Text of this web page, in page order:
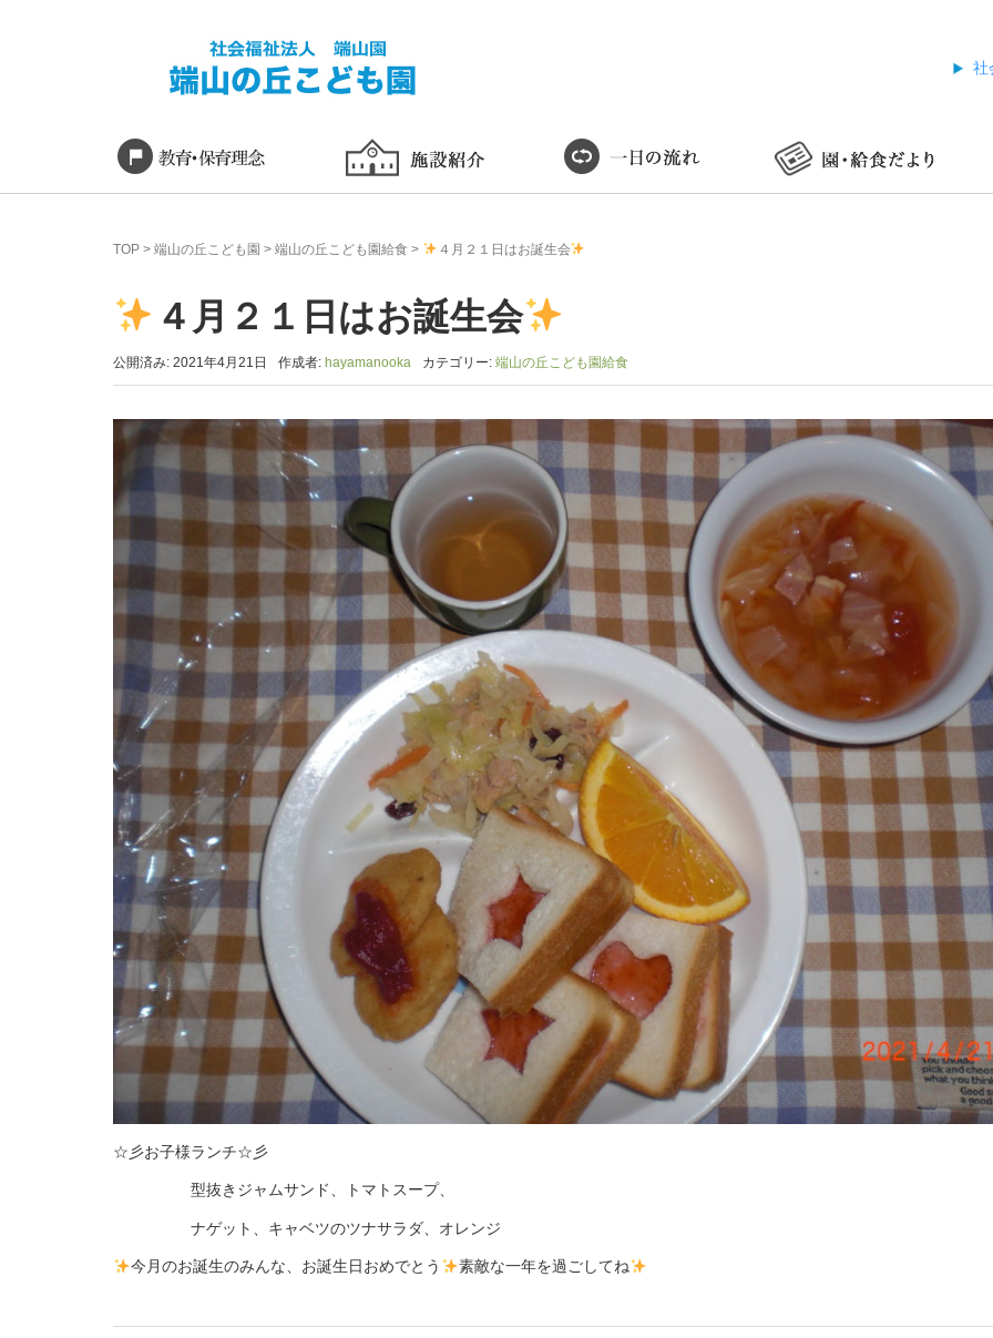
社
TOP > 端山の丘こども園 > 端山の丘こども園給食 > ４月２１日はお誕生会
４月２１日はお誕生会
公開済み: 2021年4月21日 作成者: hayamanooka カテゴリー: 端山の丘こども園給食
☆彡お子様ランチ☆彡
型抜きジャムサンド、トマトスープ、
ナゲット、キャベツのツナサラダ、オレンジ
今月のお誕生のみんな、お誕生日おめでとう 素敵な一年を過ごしてね